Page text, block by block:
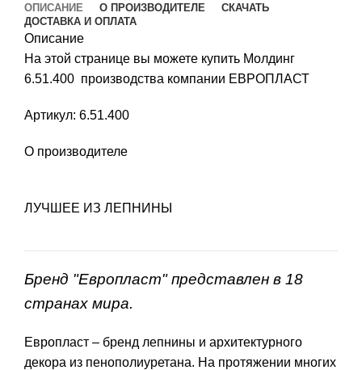
ОПИСАНИЕ О ПРОИЗВОДИТЕЛЕ
СКАЧАТЬ
ДОСТАВКА И ОПЛАТА
Описание
На этой странице вы можете купить Молдинг
6.51.400 производства компании ЕВРОПЛАСТ
Артикул: 6.51.400
О производителе
ЛУЧШЕЕ ИЗ ЛЕПНИНЫ
Бренд "Европласт" представлен в 18
странах мира.
Европласт – бренд лепнины и архитектурного
декора из пенополиуретана. На протяжении многих